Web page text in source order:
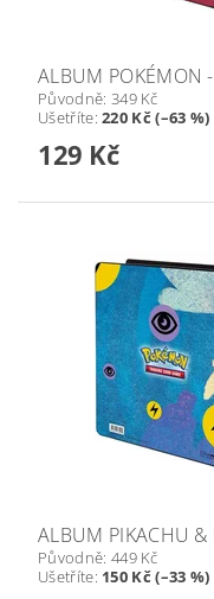
ALBUM POKÉMON
Původně: 349 Kč
Ušetříte:220 Kč (–63 %)
129 Kč
ALBUM PIKACHU &
Původně: 449 Kč
Ušetříte: 150 Kč (–33 %)